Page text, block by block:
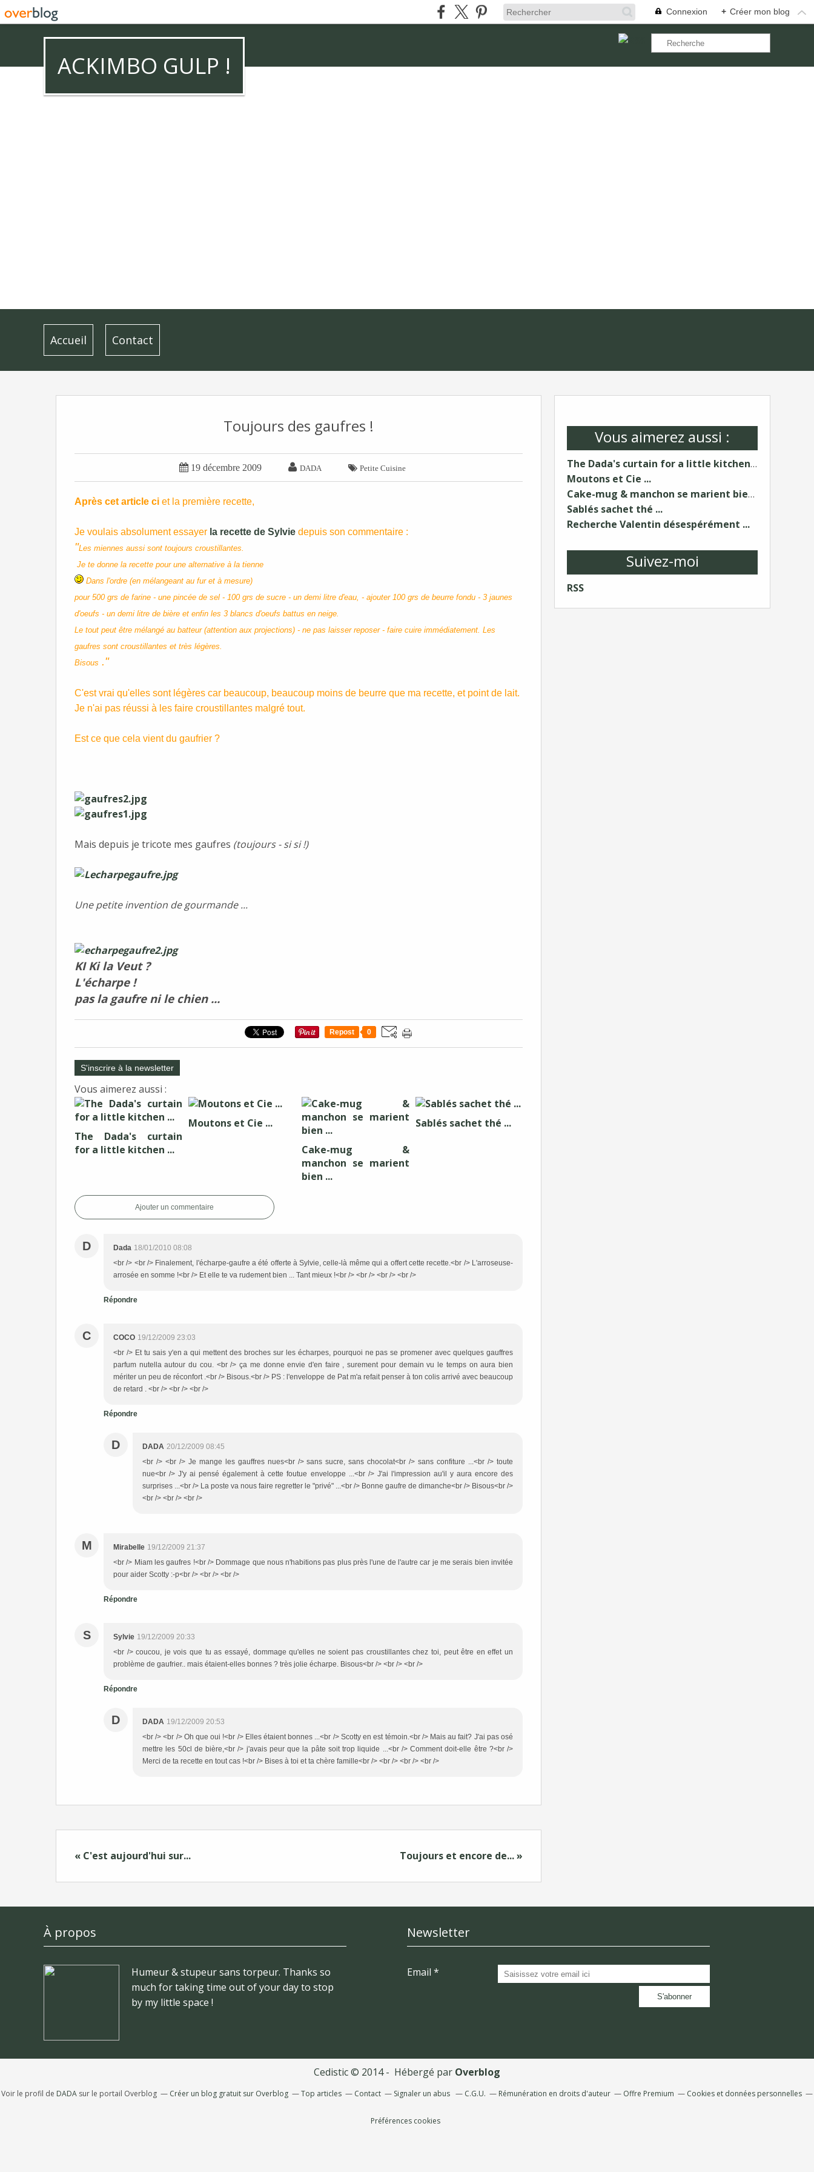
Connexion + Créer mon blog
ACKIMBO GULP !
Accueil Contact
Vous aimerez aussi :
The Dada's curtain for a little kitchen ...
Moutons et Cie ...
Cake-mug & manchon se marient bien ...
Sablés sachet thé ...
Recherche Valentin désespérément ...
Suivez-moi
RSS
Toujours des gaufres !
 19 décembre 2009  DADA  Petite Cuisine
Après cet article ci et la première recette,
Je voulais absolument essayer la recette de Sylvie depuis son commentaire :
"Les miennes aussi sont toujours croustillantes.
Je te donne la recette pour une alternative à la tienne
Dans l'ordre (en mélangeant au fur et à mesure)
pour 500 grs de farine - une pincée de sel - 100 grs de sucre - un demi litre d'eau, - ajouter 100 grs de beurre fondu - 3 jaunes
d'oeufs - un demi litre de bière et enfin les 3 blancs d'oeufs battus en neige.
Le tout peut être mélangé au batteur (attention aux projections) - ne pas laisser reposer - faire cuire immédiatement. Les
gaufres sont croustillantes et très légères.
Bisous ."
C'est vrai qu'elles sont légères car beaucoup, beaucoup moins de beurre que ma recette, et point de lait.
Je n'ai pas réussi à les faire croustillantes malgré tout.
Est ce que cela vient du gaufrier ?
Mais depuis je tricote mes gaufres (toujours - si si !)
Une petite invention de gourmande ...
KI Ki la Veut ?
L'écharpe !
pas la gaufre ni le chien ...
Repost 0
S'inscrire à la newsletter
Vous aimerez aussi :
The Dada's curtain
for a little kitchen ...
Moutons et Cie ...
Cake-mug &
manchon se marient
bien ...
Sablés sachet thé ...
Ajouter un commentaire
D Dada 18/01/2010 08:08
<br /> <br /> Finalement, l'écharpe-gaufre a été offerte à Sylvie, celle-là même qui a offert cette recette.<br /> L'arroseuse-
arrosée en somme !<br /> Et elle te va rudement bien ... Tant mieux !<br /> <br /> <br /> <br />
Répondre
C COCO 19/12/2009 23:03
<br /> Et tu sais y'en a qui mettent des broches sur les écharpes, pourquoi ne pas se promener avec quelques gauffres
parfum nutella autour du cou. <br /> ça me donne envie d'en faire , surement pour demain vu le temps on aura bien
mériter un peu de réconfort .<br /> Bisous.<br /> PS : l'enveloppe de Pat m'a refait penser à ton colis arrivé avec beaucoup
de retard . <br /> <br /> <br />
Répondre
D DADA 20/12/2009 08:45
<br /> <br /> Je mange les gauffres nues<br /> sans sucre, sans chocolat<br /> sans confiture ...<br /> toute
nue<br /> J'y ai pensé également à cette foutue enveloppe ...<br /> J'ai l'impression au'il y aura encore des
surprises ...<br /> La poste va nous faire regretter le "privé" ...<br /> Bonne gaufre de dimanche<br /> Bisous<br />
<br /> <br /> <br />
M Mirabelle 19/12/2009 21:37
<br /> Miam les gaufres !<br /> Dommage que nous n'habitions pas plus près l'une de l'autre car je me serais bien invitée
pour aider Scotty :-p<br /> <br /> <br />
Répondre
S Sylvie 19/12/2009 20:33
<br /> coucou, je vois que tu as essayé, dommage qu'elles ne soient pas croustillantes chez toi, peut être en effet un
problème de gaufrier.. mais étaient-elles bonnes ? très jolie écharpe. Bisous<br /> <br /> <br />
Répondre
D DADA 19/12/2009 20:53
<br /> <br /> Oh que oui !<br /> Elles étaient bonnes ...<br /> Scotty en est témoin.<br /> Mais au fait? J'ai pas osé
mettre les 50cl de bière,<br /> j'avais peur que la pâte soit trop liquide ...<br /> Comment doit-elle être ?<br />
Merci de ta recette en tout cas !<br /> Bises à toi et ta chère famille<br /> <br /> <br /> <br />
« C'est aujourd'hui sur... Toujours et encore de... »
À propos
Humeur & stupeur sans torpeur. Thanks so
much for taking time out of your day to stop
by my little space !
Newsletter
Email
Cedistic © 2014 - Hébergé par Overblog
Voir le profil de DADA sur le portail Overblog Créer un blog gratuit sur Overblog Top articles Contact Signaler un abus C.G.U. Rémunération en droits d'auteur Offre Premium Cookies et données personnelles
Préférences cookies